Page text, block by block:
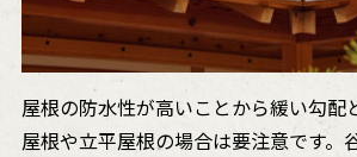
屋根の防水性が高いことから緩い勾配
屋根や立平屋根の場合は要注意です。